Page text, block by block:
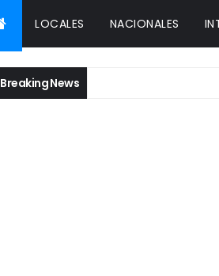
LOCALES NACIONALES
Breaking News